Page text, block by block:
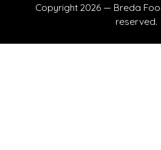
Copyright 2026 — Breda
reserved.